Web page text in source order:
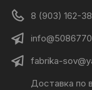
8 (903) 162-
fabrika-
Доставка по